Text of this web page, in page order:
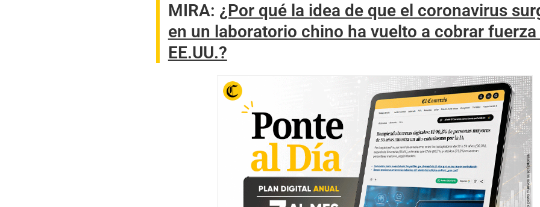
MIRA: ¿Por qué la idea de que el coronavirus
en un laboratorio chino ha vuelto a cobrar fuerza
EE.UU.?